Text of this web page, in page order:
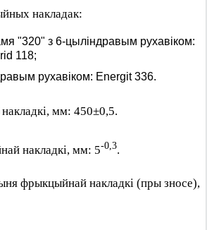
накладак:
"320" з 6-цыліндравым рухавіком:
118;
рухавіком: Energit 336.
мм: 450±0,5.
накладкі, мм: 5-0,3.
фрыкцыйнай накладкі (пры зносе),